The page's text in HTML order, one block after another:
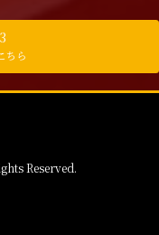
ちら
Reserved.